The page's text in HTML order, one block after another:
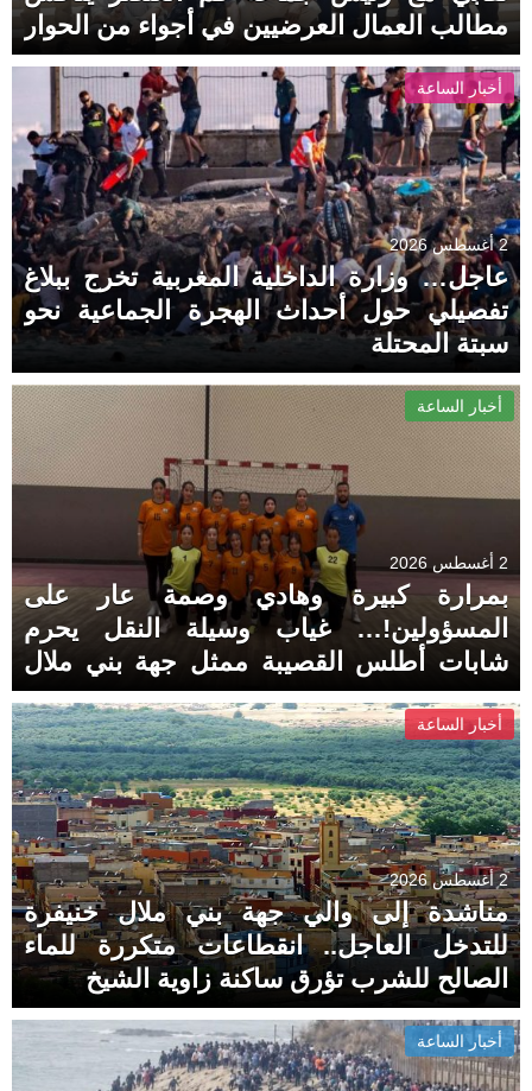
مطالب العمال العرضيين في أجواء من الحوار
المسؤول
أخبار الساعة
2 أغسطس 2026
عاجل… وزارة الداخلية المغربية تخرج ببلاغ
تفصيلي حول أحداث الهجرة الجماعية نحو
سبتة المحتلة
أخبار الساعة
2 أغسطس 2026
بمرارة كبيرة وهادي وصمة عار على
المسؤولين!… غياب وسيلة النقل يحرم
شابات أطلس القصيبة ممثل جهة بني ملال
من خوض نهائي بطولة المغرب وتحقيق انجاز
تاريخي
أخبار الساعة
2 أغسطس 2026
مناشدة إلى والي جهة بني ملال خنيفرة
للتدخل العاجل.. انقطاعات متكررة للماء
الصالح للشرب تؤرق ساكنة زاوية الشيخ
أخبار الساعة